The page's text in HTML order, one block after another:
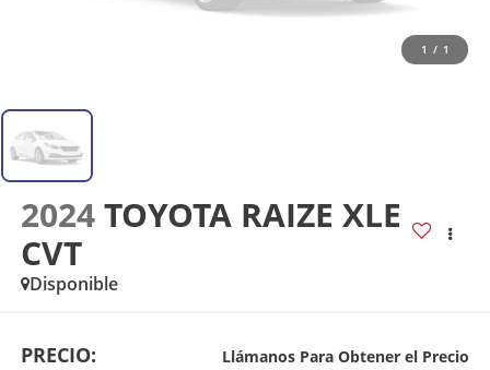
1 / 1
2024 TOYOTA RAIZE XLE
CVT
Disponible
PRECIO: Llámanos Para Obtener el Precio